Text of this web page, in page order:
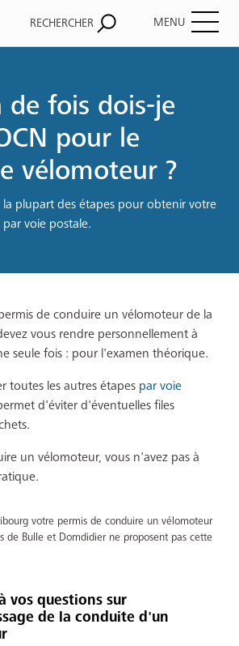
de fois dois-je
pour le
vélomoteur ?
la plupart des étapes pour obtenir votre
voie postale.
de conduire un vélomoteur de la
vous rendre personnellement à
seule fois : pour l'examen théorique.
toutes les autres étapes par voie
d'éviter d'éventuelles files
un vélomoteur, vous n'avez pas à
votre permis de conduire un vélomoteur
de Bulle et Domdidier ne proposent pas cette
vos questions sur
de la conduite d'un
RECHERCHER MENU